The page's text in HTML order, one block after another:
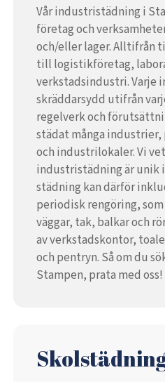
Vår industristädning i
företag och
och/eller lager. Alltifrån
till logistikföretag,
verkstadsindustri. Varje
skräddarsydd utifrån
regelverk och
städat många
och industrilokaler. Vi
industristädning är unik
städning kan därför
periodisk rengöring,
väggar, tak, balkar och
av verkstadskontor,
och pentryn. Så om du
Stampen, prata med oss!